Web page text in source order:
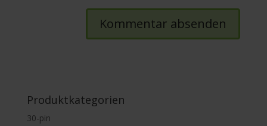
Produktkategorien
30-pin